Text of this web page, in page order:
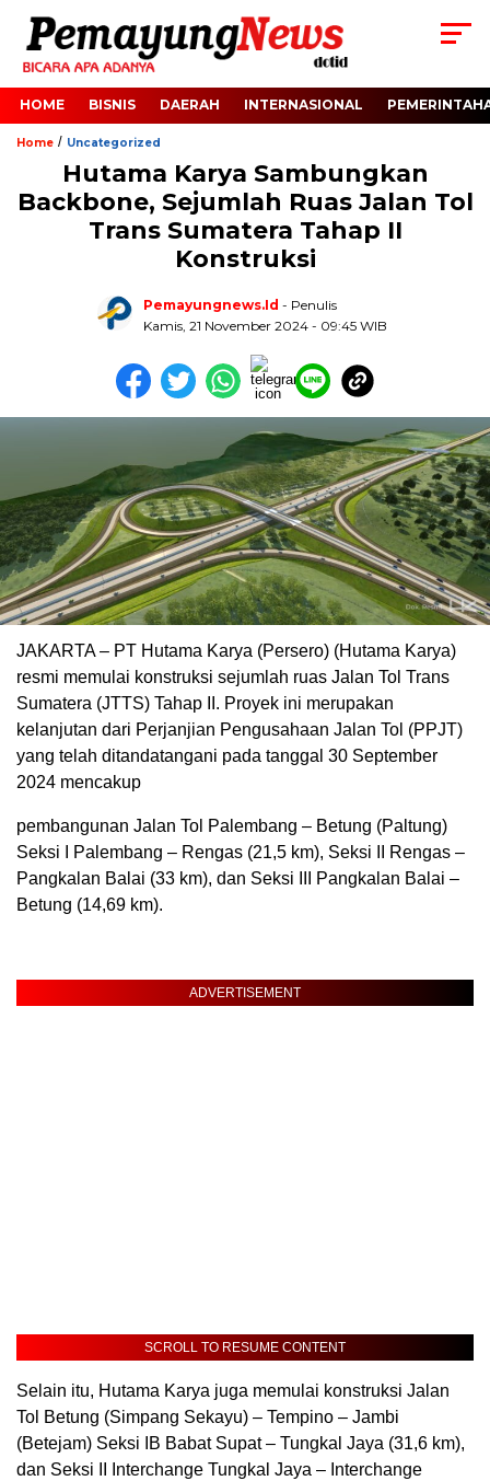
HOME BISNIS DAERAH INTERNASIONAL
Home / Uncategorized
Hutama Karya Sambungkan
Backbone, Sejumlah Ruas Jalan Tol
Trans Sumatera Tahap II
Konstruksi
Pemayungnews.id - Penulis
Kamis, 21 November 2024 - 09:45 WIB
JAKARTA – PT Hutama Karya (Persero) (Hutama Karya)
resmi memulai konstruksi sejumlah ruas Jalan Tol Trans
Sumatera (JTTS) Tahap II. Proyek ini merupakan
kelanjutan dari Perjanjian Pengusahaan Jalan Tol (PPJT)
yang telah ditandatangani pada tanggal 30 September
2024 mencakup
pembangunan Jalan Tol Palembang – Betung (Paltung)
Seksi I Palembang – Rengas (21,5 km), Seksi II Rengas –
Pangkalan Balai (33 km), dan Seksi III Pangkalan Balai –
Betung (14,69 km).
ADVERTISEMENT
SCROLL TO RESUME CONTENT
Selain itu, Hutama Karya juga memulai konstruksi Jalan
Tol Betung (Simpang Sekayu) – Tempino – Jambi
(Betejam) Seksi IB Babat Supat – Tungkal Jaya (31,6 km),
dan Seksi II Interchange Tungkal Jaya – Interchange